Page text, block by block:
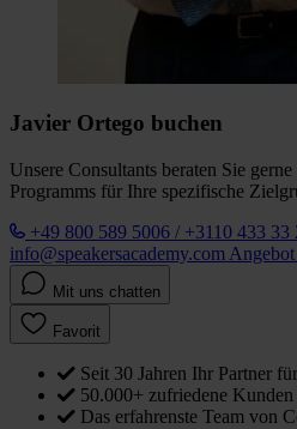
Javier Ortego buchen
Unsere Consultants beraten Sie
Programms für Ihre spezifische
+49 800 589 5006 / +3110 433 33
info@speakersacademy.com
Mit uns chatten
Favorit
Seit 30 Jahren Ihr Partner
50.000+ zufriedene
Das erfahrenste Team von